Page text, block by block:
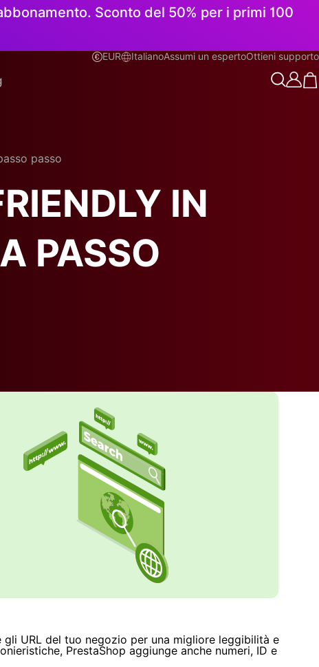
Sconto del 50% per i primi 100
EUR Italiano
Italiano Assumi un espertoOttieni supporto
passo
IN
PASSO
URL del tuo negozio per una migliore leggibilità e
PrestaShop aggiunge anche numeri, ID e